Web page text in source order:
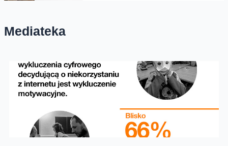
Mediateka